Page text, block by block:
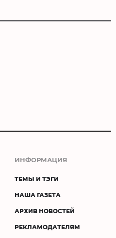
ИНФОРМАЦИЯ
ТЕМЫ И ТЭГИ
НАША ГАЗЕТА
АРХИВ НОВОСТЕЙ
РЕКЛАМОДАТЕЛЯМ